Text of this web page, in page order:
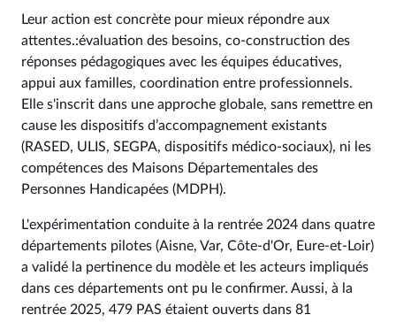
Leur action est concrète pour mieux répondre aux
attentes.:évaluation des besoins, co-construction des
réponses pédagogiques avec les équipes éducatives,
appui aux familles, coordination entre professionnels.
Elle s'inscrit dans une approche globale, sans remettre en
cause les dispositifs d’accompagnement existants
(RASED, ULIS, SEGPA, dispositifs médico-sociaux), ni les
compétences des Maisons Départementales des
Personnes Handicapées (MDPH).
L'expérimentation conduite à la rentrée 2024 dans quatre
départements pilotes (Aisne, Var, Côte-d'Or, Eure-et-Loir)
a validé la pertinence du modèle et les acteurs impliqués
dans ces départements ont pu le confirmer. Aussi, à la
rentrée 2025, 479 PAS étaient ouverts dans 81